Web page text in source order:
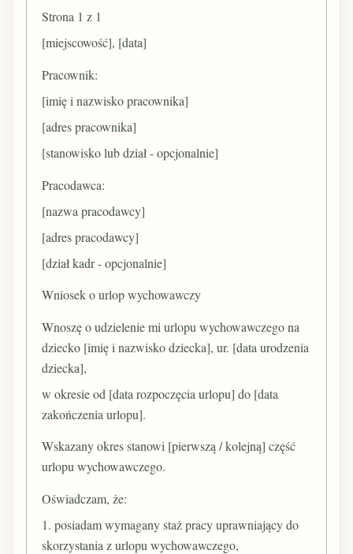
Strona 1 z 1
[miejscowość], [data]
Pracownik:
[imię i nazwisko pracownika]
[adres pracownika]
[stanowisko lub dział - opcjonalnie]
Pracodawca:
[nazwa pracodawcy]
[adres pracodawcy]
[dział kadr - opcjonalnie]
Wniosek o urlop wychowawczy
Wnoszę o udzielenie mi urlopu wychowawczego na
dziecko [imię i nazwisko dziecka], ur. [data urodzenia
dziecka],
w okresie od [data rozpoczęcia urlopu] do [data
zakończenia urlopu].
Wskazany okres stanowi [pierwszą / kolejną] część
urlopu wychowawczego.
Oświadczam, że:
1. posiadam wymagany staż pracy uprawniający do
skorzystania z urlopu wychowawczego,